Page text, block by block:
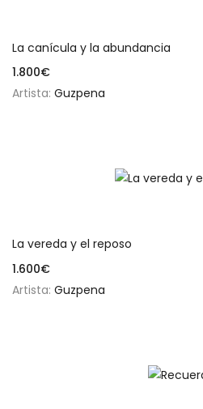
La canícula y la abundancia
1.800€
Artista: Guzpena
La vereda y el reposo
1.600€
Artista: Guzpena